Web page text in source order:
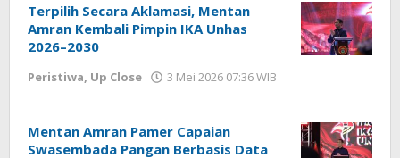
Terpilih Secara Aklamasi, Mentan
Amran Kembali Pimpin IKA Unhas
2026–2030
Peristiwa, Up Close 3 Mei 2026 07:36 WIB
Mentan Amran Pamer Capaian
Swasembada Pangan Berbasis Data